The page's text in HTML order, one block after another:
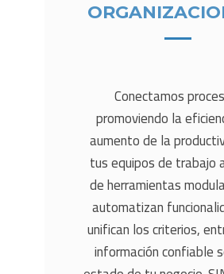
Conectamos
promoviendo la
aumento de la
tus equipos de trabajo
de herramientas
automatizan
unifican los criterios,
información confiable